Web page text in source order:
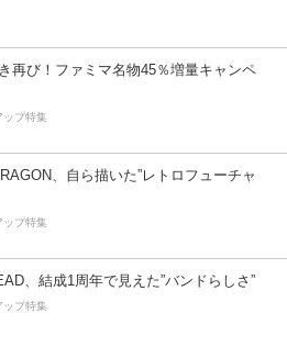
再び！ファミマ名物45％増量キャンペ
ップ特集
、自ら描いた”レトロフューチャ
ップ特集
、結成1周年で見えた”バンドらしさ”
ップ特集